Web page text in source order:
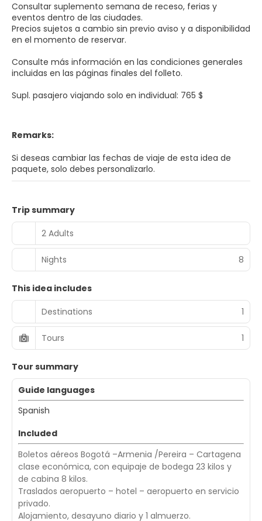
Consultar suplemento semana de receso, ferias y
eventos dentro de las ciudades.
Precios sujetos a cambio sin previo aviso y a disponibilidad
en el momento de reservar.
Consulte más información en las condiciones generales
incluidas en las páginas finales del folleto.
Supl. pasajero viajando solo en individual: 765 $
Remarks:
Si deseas cambiar las fechas de viaje de esta idea de
paquete, solo debes personalizarlo.
Trip summary
2 Adults
Nights 8
This idea includes
Destinations
1
Tours 1
Tour summary
Guide languages
Spanish
Included
Boletos aéreos Bogotá –Armenia /Pereira – Cartagena
clase económica, con equipaje de bodega 23 kilos y
de cabina 8 kilos.
Traslados aeropuerto – hotel – aeropuerto en servicio
privado.
Alojamiento, desayuno diario y 1 almuerzo.